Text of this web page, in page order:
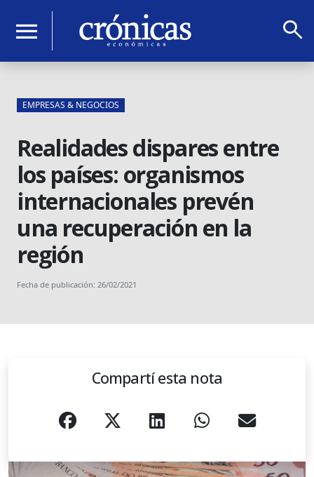
menu search
EMPRESAS & NEGOCIOS
Realidades dispares entre
los países: organismos
internacionales prevén
una recuperación en la
región
Fecha de publicación: 26/02/2021
Compartí esta nota